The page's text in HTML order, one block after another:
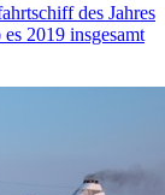
des Jahres
2019 insgesamt